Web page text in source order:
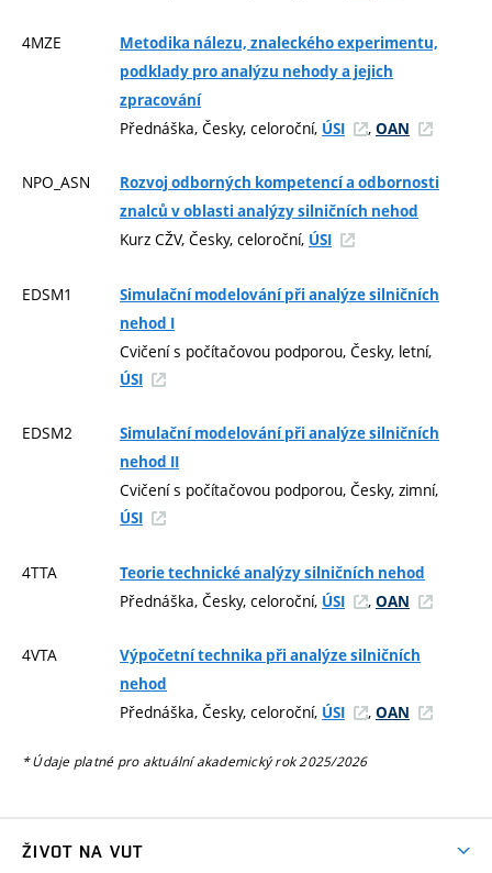
4MZE
Metodika nálezu, znaleckého experimentu,
podklady pro analýzu nehody a jejich
zpracování
Přednáška, Česky, celoroční, ÚSI , OAN
NPO_ASN
Rozvoj odborných kompetencí a odbornosti
znalců v oblasti analýzy silničních nehod
Kurz CŽV, Česky, celoroční, ÚSI
EDSM1
Simulační modelování při analýze silničních
nehod I
Cvičení s počítačovou podporou, Česky, letní,
ÚSI
EDSM2
Simulační modelování při analýze silničních
nehod II
Cvičení s počítačovou podporou, Česky, zimní,
ÚSI
4TTA Teorie technické analýzy silničních nehod
Přednáška, Česky, celoroční, ÚSI , OAN
4VTA
Výpočetní technika při analýze silničních
nehod
Přednáška, Česky, celoroční, ÚSI , OAN
* Údaje platné pro aktuální akademický rok 2025/2026
ŽIVOT NA VUT